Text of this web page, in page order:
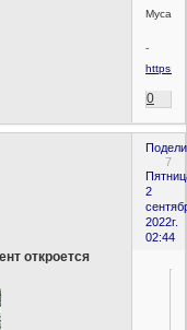
Мусаев
-
https://
0
7
2
2022г.
02:44
откроется